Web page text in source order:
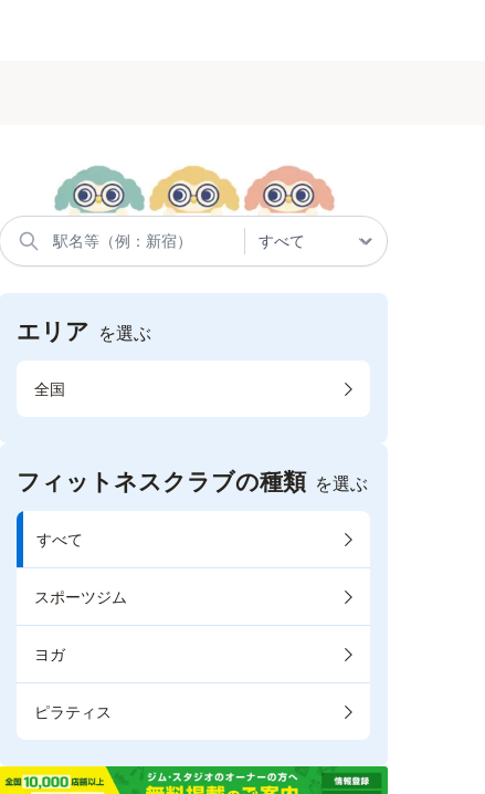
エリア を選ぶ
全国
フィットネスクラブの種類 を選ぶ
すべて
スポーツジム
ヨガ
ピラティス